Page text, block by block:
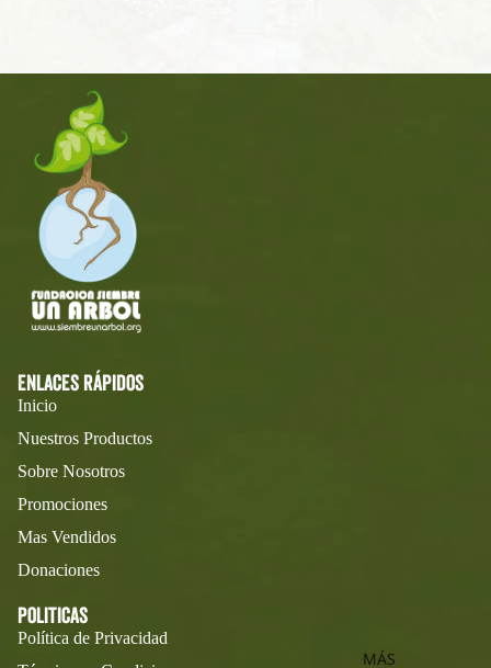
MÁS
Enlaces rápidos
Inicio
Nuestros Productos
Sobre Nosotros
Promociones
Mas Vendidos
Donaciones
politicas
Política de Privacidad